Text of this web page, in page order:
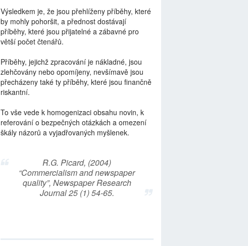
Výsledkem je, že jsou přehlíženy příběhy, které
by mohly pohoršit, a přednost dostávají
příběhy, které jsou přijatelné a zábavné pro
větší počet čtenářů.
Příběhy, jejichž zpracování je nákladné, jsou
zlehčovány nebo opomíjeny, nevšímavě jsou
přecházeny také ty příběhy, které jsou finančně
riskantní.
To vše vede k homogenizaci obsahu novin, k
referování o bezpečných otázkách a omezení
škály názorů a vyjadřovaných myšlenek.
R.G. Picard, (2004)
“Commercialism and newspaper
quality”, Newspaper Research
Journal 25 (1) 54-65.